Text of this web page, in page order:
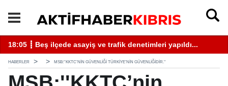
18:05 ┋ Beş ilçede asayiş ve trafik denetimleri yapıldı...
HABERLER MSB:''KKTC’NIN GÜVENLIĞI TÜRKIYE’NIN GÜVENLIĞIDIR.''